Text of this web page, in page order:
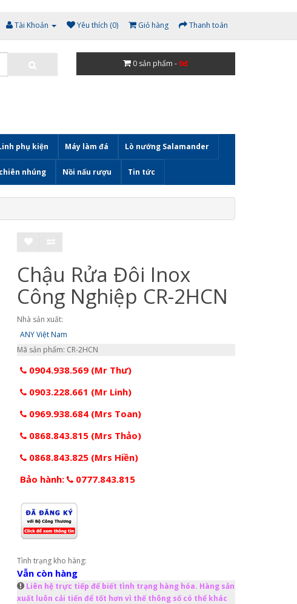
Tài Khoản Yêu thích (0) Giỏ hàng Thanh toán
0 sản phẩm - 0đ
phụ kiện Máy làm đá Lò nướng Salamander
nhúng Nồi nấu rượu Tin tức
Chậu Rửa Đôi Inox
Công Nghiệp CR-2HCN
Nhà sản xuất:
ANY Việt Nam
Mã sản phẩm: CR-2HCN
0904.938.569 (Mr Thư)
0903.228.661 (Mr Linh)
0969.938.684 (Mrs Toan)
0868.843.815 (Mrs Thảo)
0868.843.825 (Mrs Hiền)
Bảo hành:
0777.843.815
Tình trạng kho hàng:
Vẫn còn hàng
Liên hệ trực tiếp để biết tình trạng hàng hóa. Hàng sản
xuất luôn cải tiến để tốt hơn vì thế thông số có thể khác